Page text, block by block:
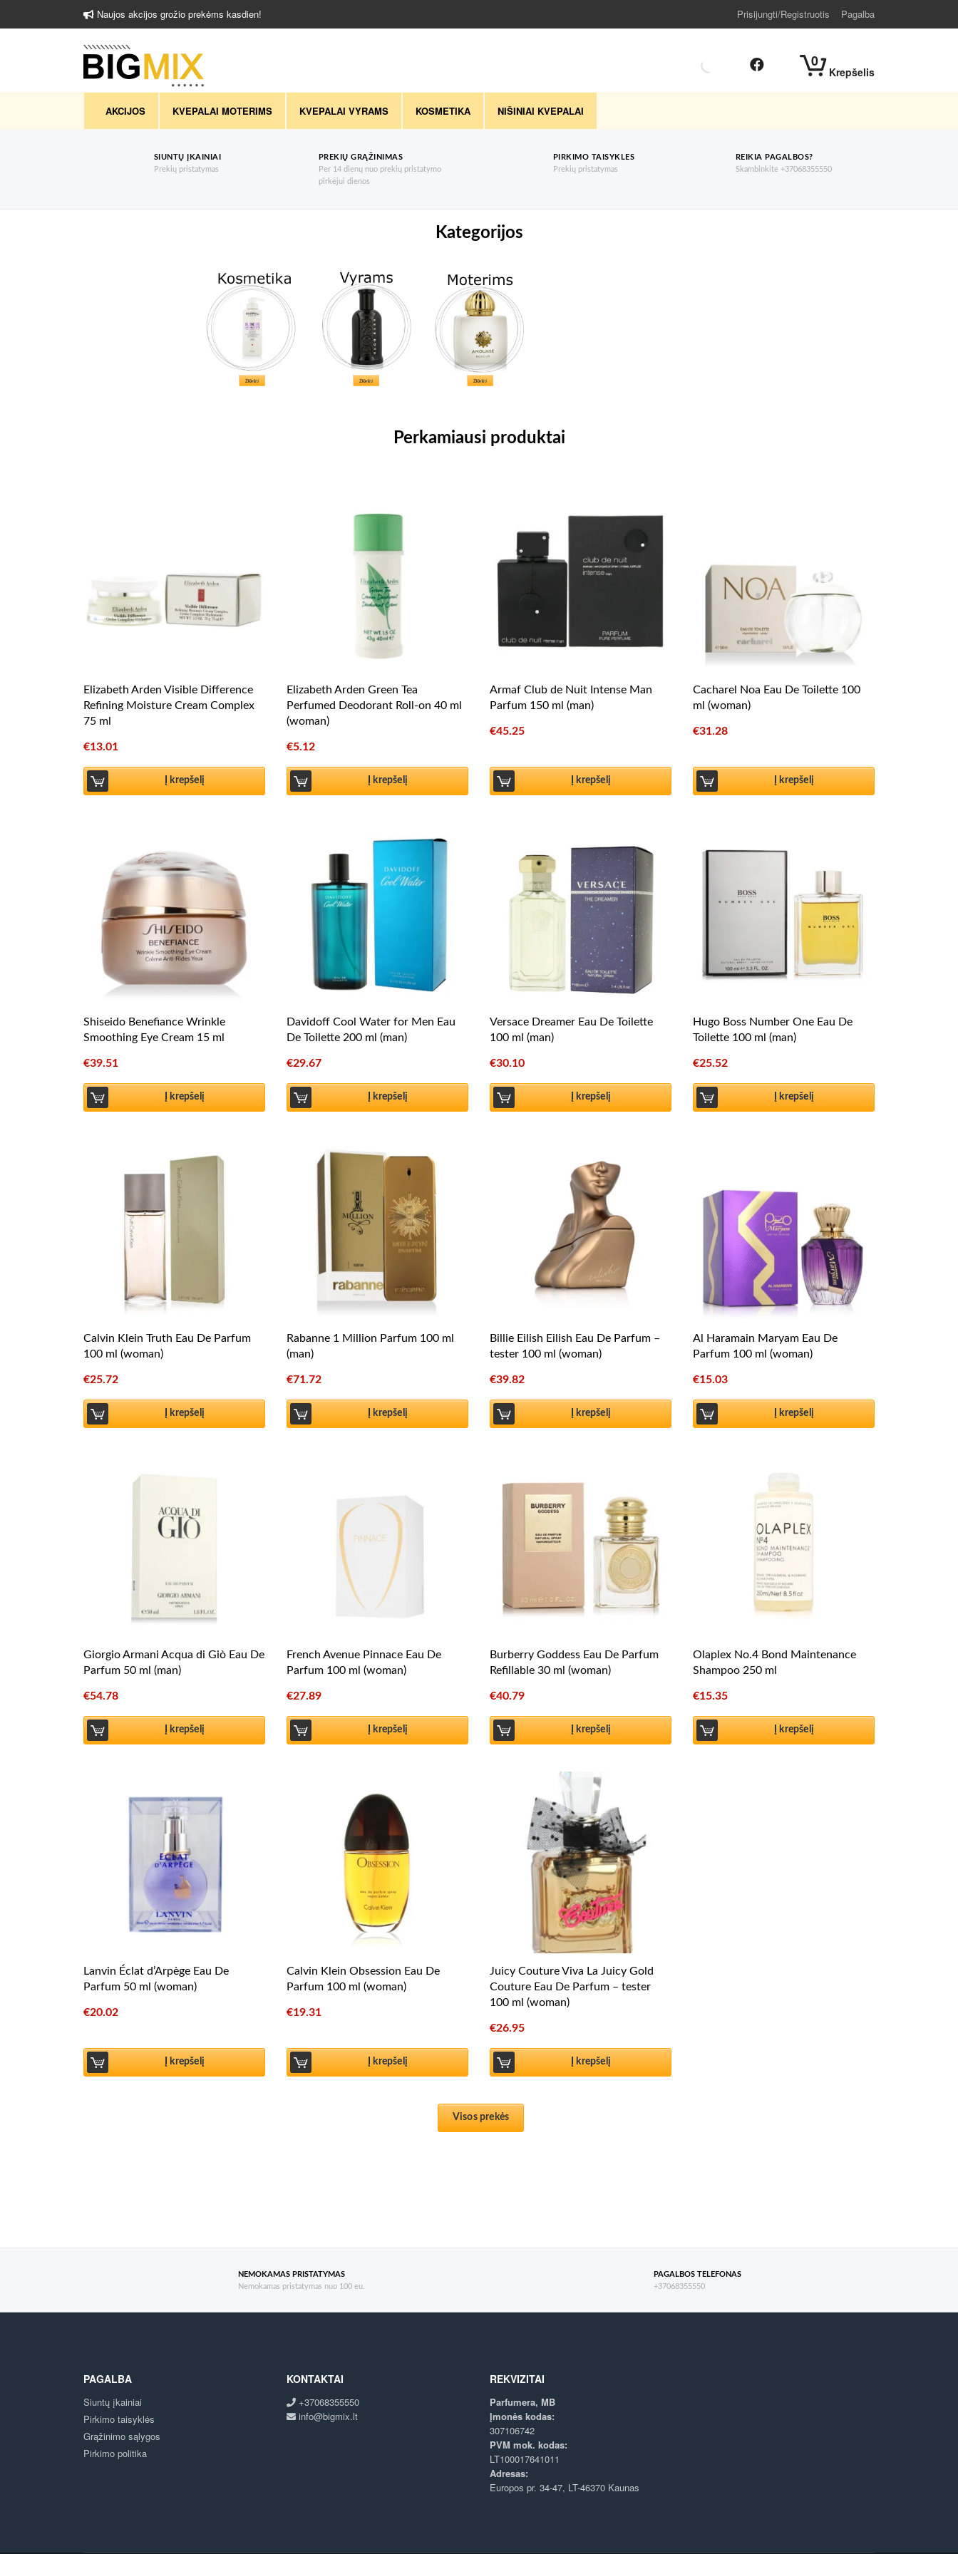
Naujos akcijos grožio prekėms kasdien! Prisijungti/Registruotis Pagalba
0
Krepšelis
AKCIJOS KVEPALAI MOTERIMS KVEPALAI VYRAMS KOSMETIKA NIŠINIAI KVEPALAI
SIUNTŲ ĮKAINIAI
Prekių pristatymas
PREKIŲ GRĄŽINIMAS
Per 14 dienų nuo prekių pristatymo
pirkėjui dienos
PIRKIMO TAISYKLES
Prekių pristatymas
REIKIA PAGALBOS?
Skambinkite +37068355550
Kategorijos
Perkamiausi produktai
Elizabeth Arden Visible Difference
Refining Moisture Cream Complex
75 ml
€13.01
Į krepšelį
Elizabeth Arden Green Tea
Perfumed Deodorant Roll-on 40 ml
(woman)
€5.12
Į krepšelį
Armaf Club de Nuit Intense Man
Parfum 150 ml (man)
€45.25
Į krepšelį
Cacharel Noa Eau De Toilette 100
ml (woman)
€31.28
Į krepšelį
Shiseido Benefiance Wrinkle
Smoothing Eye Cream 15 ml
€39.51
Į krepšelį
Davidoff Cool Water for Men Eau
De Toilette 200 ml (man)
€29.67
Į krepšelį
Versace Dreamer Eau De Toilette
100 ml (man)
€30.10
Į krepšelį
Hugo Boss Number One Eau De
Toilette 100 ml (man)
€25.52
Į krepšelį
Calvin Klein Truth Eau De Parfum
100 ml (woman)
€25.72
Į krepšelį
Rabanne 1 Million Parfum 100 ml
(man)
€71.72
Į krepšelį
Billie Eilish Eilish Eau De Parfum –
tester 100 ml (woman)
€39.82
Į krepšelį
Al Haramain Maryam Eau De
Parfum 100 ml (woman)
€15.03
Į krepšelį
Giorgio Armani Acqua di Giò Eau De
Parfum 50 ml (man)
€54.78
Į krepšelį
French Avenue Pinnace Eau De
Parfum 100 ml (woman)
€27.89
Į krepšelį
Burberry Goddess Eau De Parfum
Refillable 30 ml (woman)
€40.79
Į krepšelį
Olaplex No.4 Bond Maintenance
Shampoo 250 ml
€15.35
Į krepšelį
Lanvin Éclat d’Arpège Eau De
Parfum 50 ml (woman)
€20.02
Į krepšelį
Calvin Klein Obsession Eau De
Parfum 100 ml (woman)
€19.31
Į krepšelį
Juicy Couture Viva La Juicy Gold
Couture Eau De Parfum – tester
100 ml (woman)
€26.95
Į krepšelį
Visos prekės
NEMOKAMAS PRISTATYMAS
Nemokamas pristatymas nuo 100 eu.
PAGALBOS TELEFONAS
+37068355550
PAGALBA
Siuntų įkainiai
Pirkimo taisyklės
Grąžinimo sąlygos
Pirkimo politika
KONTAKTAI
+37068355550
info@bigmix.lt
REKVIZITAI
Parfumera, MB
Įmonės kodas:
307106742
PVM mok. kodas:
LT100017641011
Adresas:
Europos pr. 34-47, LT-46370 Kaunas